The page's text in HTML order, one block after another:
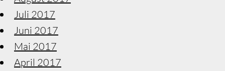
Juli 2017
Juni 2017
Mai 2017
April 2017